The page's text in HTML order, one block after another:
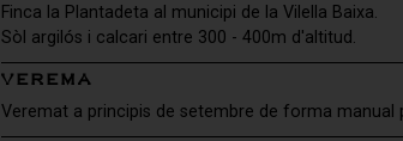
Finca la Plantadeta al municipi de la Vilella Baixa.
Sòl argilós i calcari entre 300 - 400m d'altitud.
VEREMA
Veremat a principis de setembre de forma manual